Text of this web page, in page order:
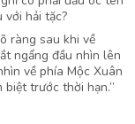
với hải tặc?
ràng sau khi về
ngẩng đầu nhìn lên
về phía Mộc Xuân
biệt trước thời hạn.”